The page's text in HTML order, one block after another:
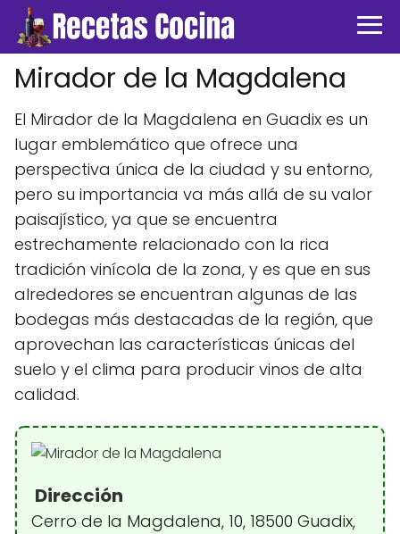
Mirador de la Magdalena
El Mirador de la Magdalena en Guadix es un
lugar emblemático que ofrece una
perspectiva única de la ciudad y su entorno,
pero su importancia va más allá de su valor
paisajístico, ya que se encuentra
estrechamente relacionado con la rica
tradición vinícola de la zona, y es que en sus
alrededores se encuentran algunas de las
bodegas más destacadas de la región, que
aprovechan las características únicas del
suelo y el clima para producir vinos de alta
calidad.
Dirección
Cerro de la Magdalena, 10, 18500 Guadix,